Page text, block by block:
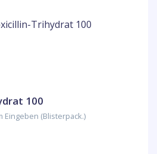
100
Eingeben (Blisterpack.)